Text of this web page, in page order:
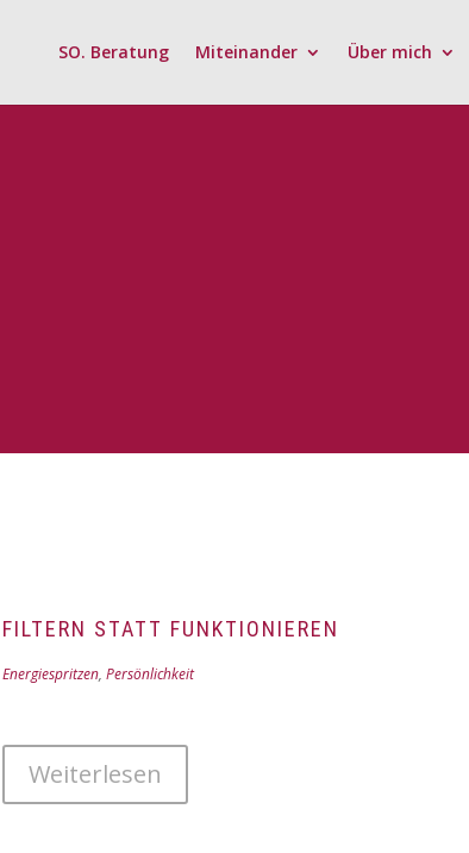
SO. Beratung Miteinander Über mich
FILTERN STATT FUNKTIONIEREN
Energiespritzen, Persönlichkeit
Weiterlesen